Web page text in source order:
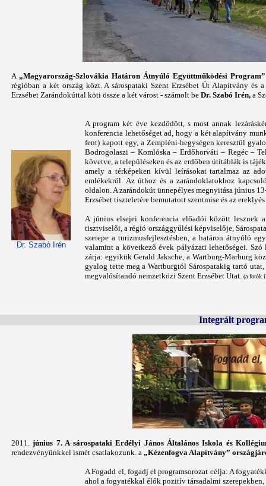
A „Magyarország-Szlovákia Határon Átnyúló Együttműködési Program”
régióban a két ország közt. A sárospataki Szent Erzsébet Út Alapítvány
Erzsébet Zarándokúttal köti össze a két várost - számolt be Dr. Szabó Irén, a
Dr. Szabó Irén
A program két éve kezdődött, s most annak
konferencia lehetőséget ad, hogy a két alapítvány
fent) kapott egy, a Zempléni-hegységen keresztül
Bodrogolaszi – Komlóska – Erdőhorváti – Regéc –
követve, a településeken és az erdőben útitáblák is
amely a térképeken kívül leírásokat tartalmaz az
emlékekről. Az úthoz és a zarándoklatokhoz
oldalon. A zarándokút ünnepélyes megnyitása június
Erzsébet tiszteletére bemutatott szentmise és az
A június elsejei konferencia előadói között lesznek
tisztviselői, a régió országgyűlési képviselője,
szerepe a turizmusfejlesztésben, a határon átnyúló
valamint a következő évek pályázati lehetőségei.
zárja: egyikük Gerald Jaksche, a Wartburg-Marburg
gyalog tette meg a Wartburgtól Sárospatakig tartó
megvalósítandó nemzetközi Szent Erzsébet Utat. (a fotók
Integrált
2011.június 7. A sárospataki Erdélyi János Általános Iskola és
rendezvényünkkel ismét csatlakozunk. a „Kézenfogva Alapítvány”
A Fogadd el, fogadj el programsorozat célja: A
ahol a fogyatékkal élők pozitív társadalmi